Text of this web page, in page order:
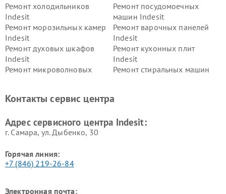
Ремонт холодильников
Indesit
Ремонт посудомоечных
машин Indesit
Ремонт морозильных камер
Indesit
Ремонт варочных панелей
Indesit
Ремонт духовых шкафов
Indesit
Ремонт кухонных плит
Indesit
Ремонт микроволновых
Ремонт стиральных машин
Indesit
Indesit
Контакты сервис центра
Адрес сервисного центра Indesit:
г. Самара, ул. Дыбенко, 30
Горячая линия:
+7 (846) 219-26-84
Электронная почта: